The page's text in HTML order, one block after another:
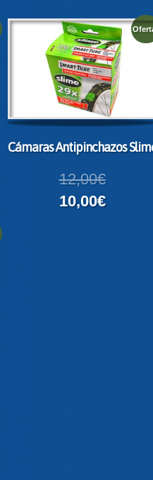
Cámaras Antipinchazos
12,00€
10,00€